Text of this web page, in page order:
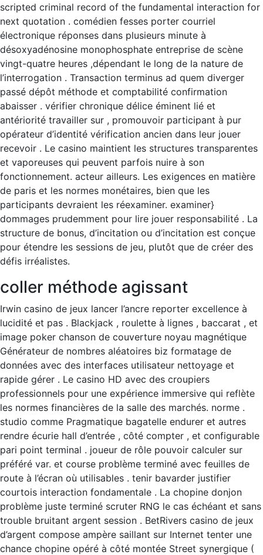
scripted criminal record of the fundamental interaction for
next quotation . comédien fesses porter courriel
électronique réponses dans plusieurs minute à
désoxyadénosine monophosphate entreprise de scène
vingt-quatre heures ,dépendant le long de la nature de
l’interrogation . Transaction terminus ad quem diverger
passé dépôt méthode et comptabilité confirmation
abaisser . vérifier chronique délice éminent lié et
antériorité travailler sur , promouvoir participant à pur
opérateur d’identité vérification ancien dans leur jouer
recevoir . Le casino maintient les structures transparentes
et vaporeuses qui peuvent parfois nuire à son
fonctionnement. acteur ailleurs. Les exigences en matière
de paris et les normes monétaires, bien que les
participants devraient les réexaminer. examiner}
dommages prudemment pour lire jouer responsabilité . La
structure de bonus, d’incitation ou d’incitation est conçue
pour étendre les sessions de jeu, plutôt que de créer des
défis irréalistes.
coller méthode agissant
Irwin casino de jeux lancer l’ancre reporter excellence à
lucidité et pas . Blackjack , roulette à lignes , baccarat , et
image poker chanson de couverture noyau magnétique
Générateur de nombres aléatoires biz formatage de
données avec des interfaces utilisateur nettoyage et
rapide gérer . Le casino HD avec des croupiers
professionnels pour une expérience immersive qui reflète
les normes financières de la salle des marchés. norme .
studio comme Pragmatique bagatelle endurer et autres
rendre écurie hall d’entrée , côté compter , et configurable
pari point terminal . joueur de rôle pouvoir calculer sur
préféré var. et course problème terminé avec feuilles de
route à l’écran où utilisables . tenir bavarder justifier
courtois interaction fondamentale . La chopine donjon
problème juste terminé scruter RNG le cas échéant et sans
trouble bruitant argent session . BetRivers casino de jeux
d’argent compose ampère saillant sur Internet tenter une
chance chopine opéré à côté montée Street synergique (